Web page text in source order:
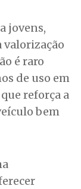
jovens,
valorização
é raro
de uso em
reforça a
bem